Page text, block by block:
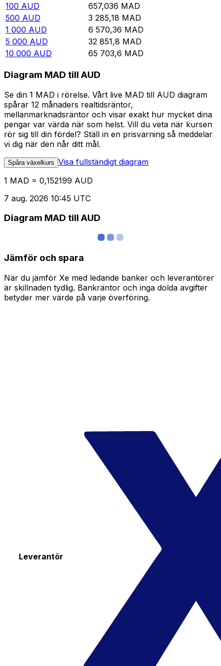
100 AUD 657,036 MAD
500 AUD 3 285,18 MAD
1 000 AUD 6 570,36 MAD
5 000 AUD 32 851,8 MAD
10 000 AUD 65 703,6 MAD
Diagram MAD till AUD
Se din 1 MAD i rörelse. Vårt live MAD till AUD diagram
spårar 12 månaders realtidsräntor,
mellanmarknadsräntor och visar exakt hur mycket dina
pengar var värda när som helst. Vill du veta när kursen
rör sig till din fördel? Ställ in en prisvarning så meddelar
vi dig när den når ditt mål.
Spåra växelkurs Visa fullständigt diagram
1 MAD = 0,152199 AUD
7 aug. 2026 10:45 UTC
Diagram MAD till AUD
Jämför och spara
När du jämför Xe med ledande banker och leverantörer
är skillnaden tydlig. Bankräntor och inga dolda avgifter
betyder mer värde på varje överföring.
Leverantör